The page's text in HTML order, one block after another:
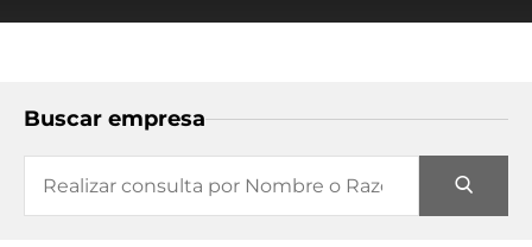
Buscar empresa